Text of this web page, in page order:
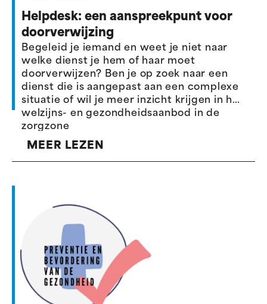
Helpdesk: een aanspreekpunt voor
doorverwijzing
Begeleid je iemand en weet je niet naar
welke dienst je hem of haar moet
doorverwijzen? Ben je op zoek naar een
dienst die is aangepast aan een complexe
situatie of wil je meer inzicht krijgen in het
welzijns- en gezondheidsaanbod in de
zorgzone
MEER LEZEN